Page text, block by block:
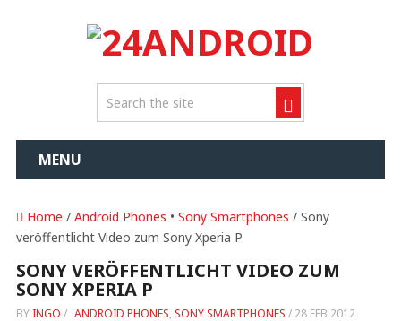
MENU
Home / Android Phones • Sony Smartphones / Sony
veröffentlicht Video zum Sony Xperia P
SONY VERÖFFENTLICHT VIDEO ZUM
SONY XPERIA P
BY INGO / ANDROID PHONES, SONY SMARTPHONES / 28 FEB 2012